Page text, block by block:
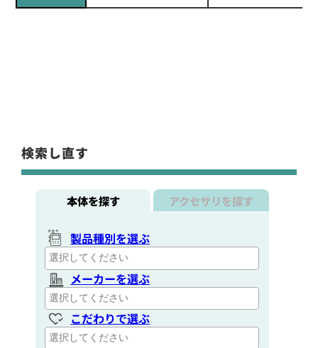
検索し直す
本体を探す アクセサリを探す
製品種別を選ぶ
メーカーを選ぶ
こだわりで選ぶ